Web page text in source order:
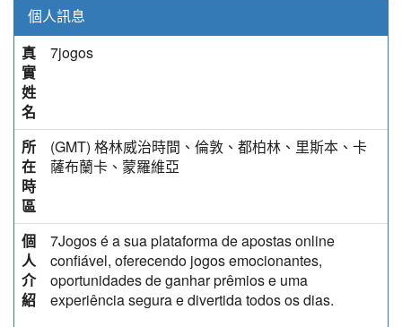
個人訊息
真
實
姓
名
7jogos
所
在
時
區
(GMT) 格林威治時間、倫敦、都柏林、里斯本、卡
薩布蘭卡、蒙羅維亞
個
人
介
紹
7Jogos é a sua plataforma de apostas online
confiável, oferecendo jogos emocionantes,
oportunidades de ganhar prêmios e uma
experiência segura e divertida todos os dias.